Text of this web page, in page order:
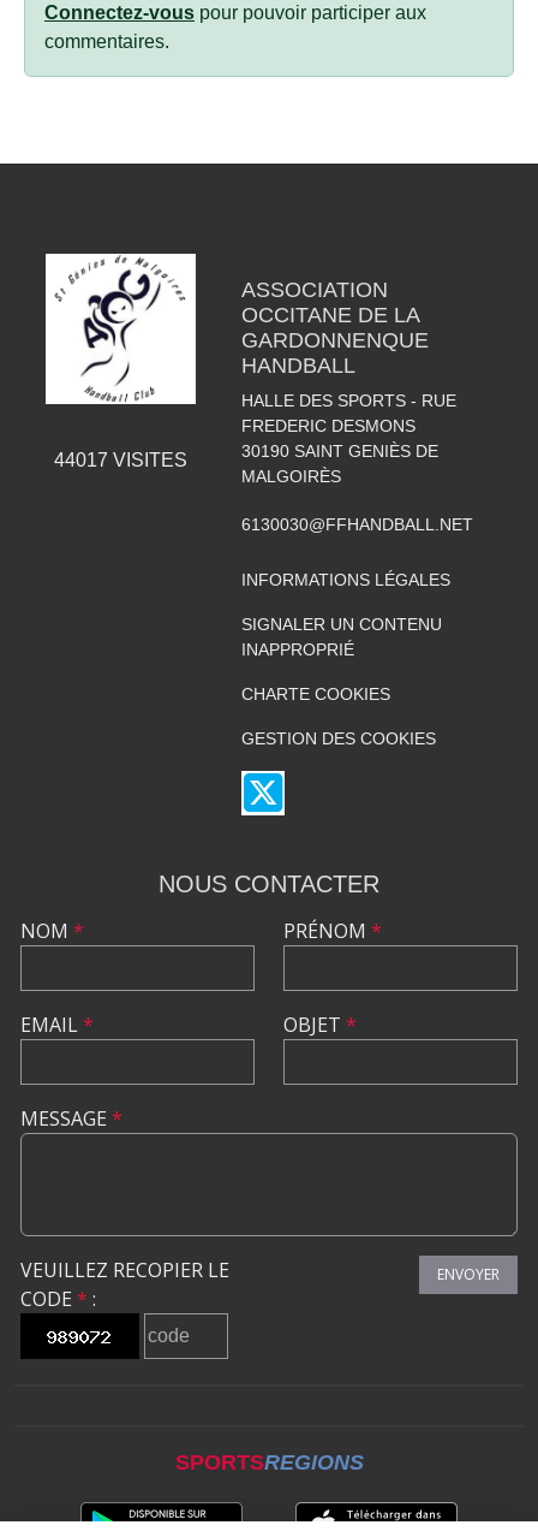
Connectez-vous pour pouvoir participer aux
commentaires.
44017 VISITES
ASSOCIATION
OCCITANE DE LA
GARDONNENQUE
HANDBALL
HALLE DES SPORTS - RUE
FREDERIC DESMONS
30190 SAINT GENIÈS DE
MALGOIRÈS
6130030@FFHANDBALL.NET
INFORMATIONS LÉGALES
SIGNALER UN CONTENU
INAPPROPRIÉ
CHARTE COOKIES
GESTION DES COOKIES
NOUS CONTACTER
NOM *
EMAIL*
PRÉNOM *
OBJET *
MESSAGE *
VEUILLEZ RECOPIER LE
CODE * :
ENVOYER
SPORTSREGIONS